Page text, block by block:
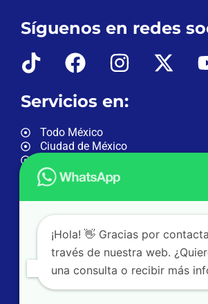
Síguenos en redes
Servicios en:
Todo México
Ciudad de México
Querétaro
Guadalajara
Monterrey
Cancún
Veracruz
¡Hola! 👋 Gracias por
través de nuestra web.
una consulta o recibir más